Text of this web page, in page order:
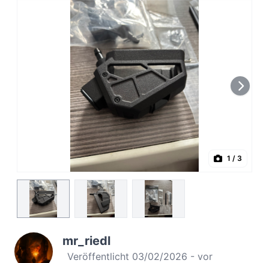
1 / 3
mr_riedl
Veröffentlicht 03/02/2026 - vor